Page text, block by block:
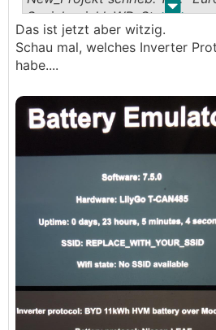
. .
Speicher inkl. WR, Steuerung
Batterie.
───────────────
Platzgründen und 2. habe ich
"Bastelvarianten"
Fronius Symo HybridWR.
Das ist jetzt aber witzig.
Schau mal, welches Inverter
habe....